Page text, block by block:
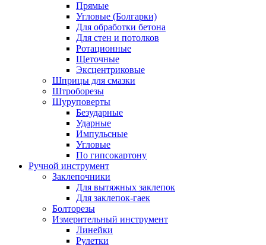
Прямые
Угловые (Болгарки)
Для обработки бетона
Для стен и потолков
Ротационные
Щеточные
Эксцентриковые
Шприцы для смазки
Штроборезы
Шуруповерты
Безударные
Ударные
Импульсные
Угловые
По гипсокартону
Ручной инструмент
Заклепочники
Для вытяжных заклепок
Для заклепок-гаек
Болторезы
Измерительный инструмент
Линейки
Рулетки